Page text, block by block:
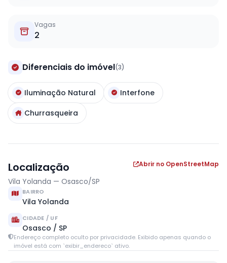
Vagas
2
Diferenciais do imóvel(3)
Iluminação Natural
Interfone
Churrasqueira
Localização
Vila Yolanda — Osasco/SP
Abrir no OpenStreetMap
BAIRRO
Vila Yolanda
CIDADE / UF
Osasco / SP
Endereço completo oculto por privacidade. Exibido apenas quando o
imóvel está com `exibir_endereco` ativo.